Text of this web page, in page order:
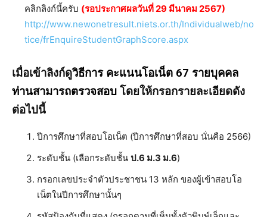
คลิกลิงก์นี้ครับ (รอประกาศผลวันที่ 29 มีนาคม 2567)
http://www.newonetresult.niets.or.th/Individualweb/no
tice/frEnquireStudentGraphScore.aspx
เมื่อเข้าลิงก์ดูวิธีการ คะแนนโอเน็ต 67 รายบุคคล
ท่านสามารถตรวจสอบ โดยให้กรอกรายละเอียดดัง
ต่อไปนี้
ปีการศึกษาที่สอบโอเน็ต (ปีการศึกษาที่สอบ นั่นคือ 2566)
ระดับชั้น (เลือกระดับชั้น ป.6 ม.3 ม.6)
กรอกเลขประจำตัวประชาชน 13 หลัก ของผู้เข้าสอบโอ
เน็ตในปีการศึกษานั้นๆ